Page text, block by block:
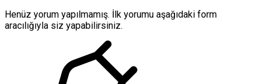
Henüz yorum yapılmamış. İlk yorumu aşağıdaki form
aracılığıyla siz yapabilirsiniz.